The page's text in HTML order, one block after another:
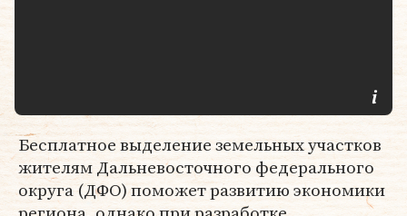
Бесплатное выделение земельных участков
жителям Дальневосточного федерального
округа (ДФО) поможет развитию экономики